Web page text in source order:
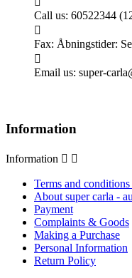
Call us: 60522344

Fax: Åbningstider:

Email us: super-
Information
Information  
Terms and
About super carla -
Payment
Complaints & Goods
Making a Purchase
Personal Information
Return Policy